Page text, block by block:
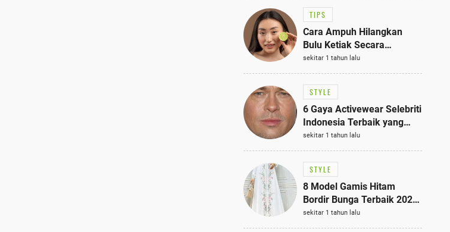
Kaftan Cokelat
TIPS
Cara Ampuh Hilangkan
Bulu Ketiak Secara
Permanen dalam 5
Langkah Sederhana
sekitar 1 tahun lalu
STYLE
6 Gaya Activewear Selebriti
Indonesia Terbaik yang
Bisa Jadi Inspirasi
Fashionmu
sekitar 1 tahun lalu
STYLE
8 Model Gamis Hitam
Bordir Bunga Terbaik 2025,
Stylish untuk Hangout
hingga Acara Semi-Formal
sekitar 1 tahun lalu